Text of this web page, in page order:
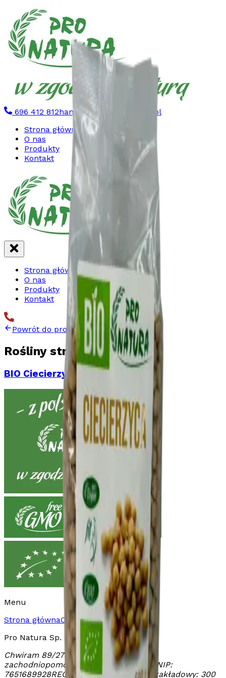
696 412 812handel@pronatura.com.pl
Strona główna
O nas
Produkty
Kontakt
Strona główna
O nas
Produkty
Kontakt
Powrót do produktów
Rośliny strączkowe
BIO Ciecierzyca 500g
Menu
Strona głównaO nasProduktyKontakt
Pro Natura Sp. z o.o.
Chwiram 89/278-627 Chwiramwoj.
zachodniopomorskie KRS: 0000458607 NIP:
7651689928REGON:321363671 Kapitał zakładowy: 300